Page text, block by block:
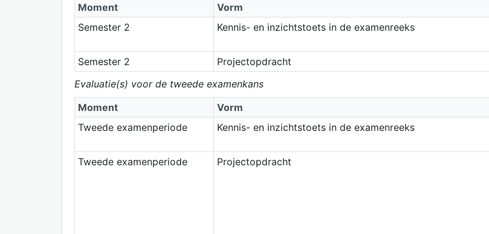
Moment
Vorm
Semester 2
Kennis- en inzichtstoets in de examenreeks
Semester 2
Projectopdracht
Evaluatie(s) voor de tweede examenkans
Moment
Vorm
Tweede examenperiode
Kennis- en inzichtstoets in de examenreeks
Tweede examenperiode
Projectopdracht